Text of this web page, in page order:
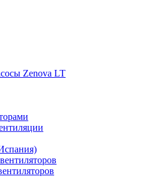
Zenova LT